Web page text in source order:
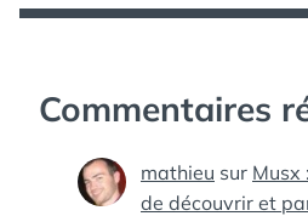
Commentaires
mathieu sur Musx
de découvrir et